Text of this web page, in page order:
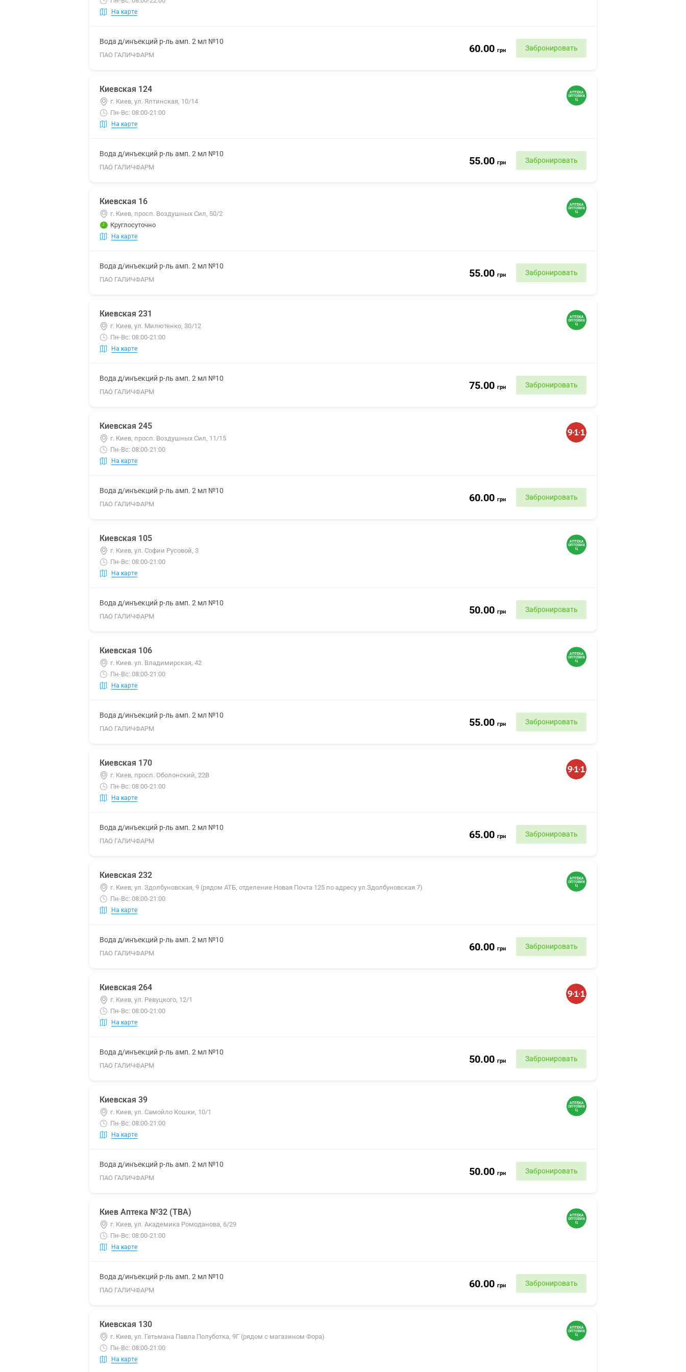
На карте
Вода д/инъекций р-ль амп. 2 мл №10
ПАО ГАЛИЧФАРМ
60.00 грн Забронировать
Киевская 124
г. Киев, ул. Ялтинская, 10/14
Пн-Вс: 08:00-21:00
На карте
Вода д/инъекций р-ль амп. 2 мл №10
ПАО ГАЛИЧФАРМ
55.00 грн Забронировать
Киевская 16
г. Киев, просп. Воздушных Сил, 50/2
Круглосуточно
На карте
Вода д/инъекций р-ль амп. 2 мл №10
ПАО ГАЛИЧФАРМ
55.00 грн Забронировать
Киевская 231
г. Киев, ул. Милютенко, 30/12
Пн-Вс: 08:00-21:00
На карте
Вода д/инъекций р-ль амп. 2 мл №10
ПАО ГАЛИЧФАРМ
75.00 грн Забронировать
Киевская 245
г. Киев, просп. Воздушных Сил, 11/15
Пн-Вс: 08:00-21:00
На карте
Вода д/инъекций р-ль амп. 2 мл №10
ПАО ГАЛИЧФАРМ
60.00 грн Забронировать
Киевская 105
г. Киев, ул. Софии Русовой, 3
Пн-Вс: 08:00-21:00
На карте
Вода д/инъекций р-ль амп. 2 мл №10
ПАО ГАЛИЧФАРМ
50.00 грн Забронировать
Киевская 106
г. Киев. ул. Владимирская, 42
Пн-Вс: 08:00-21:00
На карте
Вода д/инъекций р-ль амп. 2 мл №10
ПАО ГАЛИЧФАРМ
55.00 грн Забронировать
Киевская 170
г. Киев, просп. Оболонский, 22В
Пн-Вс: 08:00-21:00
На карте
Вода д/инъекций р-ль амп. 2 мл №10
ПАО ГАЛИЧФАРМ
65.00 грн Забронировать
Киевская 232
г. Киев, ул. Здолбуновская, 9 (рядом АТБ, отделение Новая Почта 125 по адресу ул.Здолбуновская 7)
Пн-Вс: 08:00-21:00
На карте
Вода д/инъекций р-ль амп. 2 мл №10
ПАО ГАЛИЧФАРМ
60.00 грн Забронировать
Киевская 264
г. Киев, ул. Ревуцкого, 12/1
Пн-Вс: 08:00-21:00
На карте
Вода д/инъекций р-ль амп. 2 мл №10
ПАО ГАЛИЧФАРМ
50.00 грн Забронировать
Киевская 39
г. Киев, ул. Самойло Кошки, 10/1
Пн-Вс: 08:00-21:00
На карте
Вода д/инъекций р-ль амп. 2 мл №10
ПАО ГАЛИЧФАРМ
50.00 грн Забронировать
Киев Аптека №32 (ТВА)
г. Киев, ул. Академика Ромоданова, 6/29
Пн-Вс: 08:00-21:00
На карте
Вода д/инъекций р-ль амп. 2 мл №10
ПАО ГАЛИЧФАРМ
60.00 грн Забронировать
Киевская 130
г. Киев, ул. Гетьмана Павла Полуботка, 9Г (рядом с магазином Фора)
Пн-Вс: 08:00-21:00
На карте